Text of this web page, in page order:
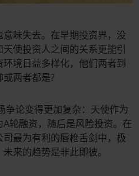
味失去。在早期投资界，没
使投资人之间的关系更能引
境日益多样化，他们两者到
两者都是?
争论变得更加复杂：天使作为
A轮融资，随后是风险投资。在
最为有利的唇枪舌剑中，极
来的趋势是非此即彼。